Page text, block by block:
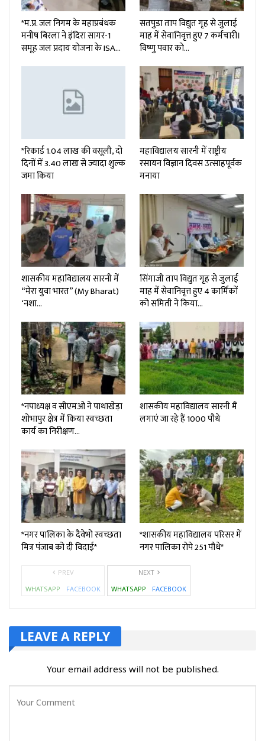
*म.प्र. जल निगम के महाप्रबंधक
मनीष बिरला ने इंदिरा सागर-1
समूह जल प्रदाय योजना के ISA…
सतपुडा ताप विद्युत गृह से जुलाई
माह में सेवानिवृत्त हुए 7 कर्मचारी।
विष्णु पवार को…
*रिकार्ड 1.04 लाख की वसूली, दो
दिनों में 3.40 लाख से ज्यादा शुल्क
जमा किया
महाविद्यालय सारनी में राष्ट्रीय
रसायन विज्ञान दिवस उत्साहपूर्वक
मनाया
शासकीय महाविद्यालय सारनी में
“मेरा युवा भारत” (My Bharat)
‘नशा…
सिंगाजी ताप विद्युत गृह से जुलाई
माह में सेवानिवृत्त हुए 4 कार्मिकों
को समिती ने किया…
*नपाध्यक्ष व सीएमओ ने पाथाखेड़ा
शोभापुर क्षेत्र में किया स्वच्छता
कार्य का निरीक्षण…
शासकीय महाविद्यालय सारनी मैं
लगाएं जा रहे हैं 1000 पौधे
*नगर पालिका के दैवेभो स्वच्छता
मित्र पंजाब को दी विदाई*
*शासकीय महाविद्यालय परिसर में
नगर पालिका रोपे 251 पौधे*
PREV
WHATSAPP
FACEBOOK
NEXT
WHATSAPP
FACEBOOK
LEAVE A REPLY
Your email address will not be published.